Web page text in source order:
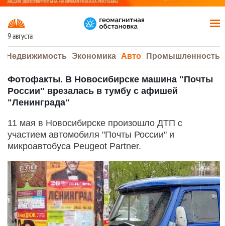
9 августа
Недвижимость Экономика Авто Промышленность
Фотофакты. В Новосибирске машина "Почты
России" врезалась в тумбу с афишей
"Ленинграда"
11 мая в Новосибирске произошло ДТП с
участием автомобиля "Почты России" и
микроавтобуса Peugeot Partner.